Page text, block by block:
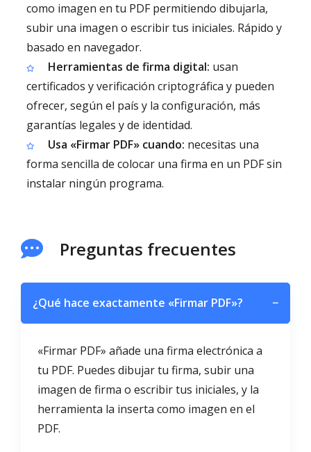
como imagen en tu PDF permitiendo dibujarla,
subir una imagen o escribir tus iniciales. Rápido y
basado en navegador.
Herramientas de firma digital: usan
certificados y verificación criptográfica y pueden
ofrecer, según el país y la configuración, más
garantías legales y de identidad.
Usa «Firmar PDF» cuando: necesitas una
forma sencilla de colocar una firma en un PDF sin
instalar ningún programa.
Preguntas frecuentes
¿Qué hace exactamente «Firmar PDF»? −
«Firmar PDF» añade una firma electrónica a
tu PDF. Puedes dibujar tu firma, subir una
imagen de firma o escribir tus iniciales, y la
herramienta la inserta como imagen en el
PDF.